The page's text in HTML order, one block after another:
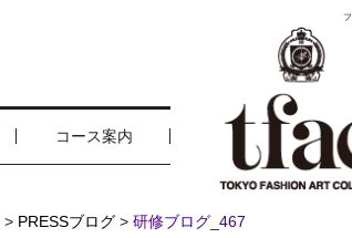
コース案内
> PRESSブログ >研修ブログ_467